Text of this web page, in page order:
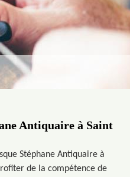
Antiquaire à Saint
Stéphane Antiquaire à
de la compétence de